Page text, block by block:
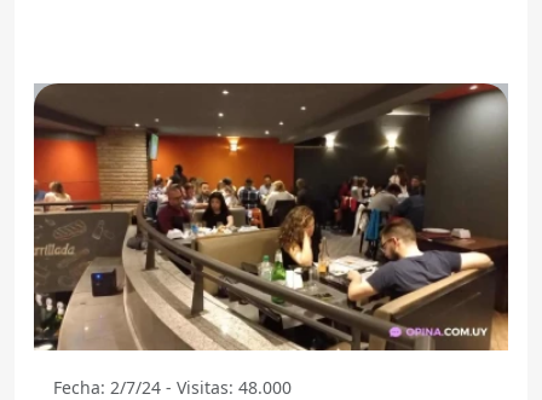
Fecha: 2/7/24 - Visitas: 48.000